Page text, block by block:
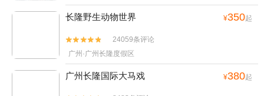
长隆野生动物世界 ¥350起


24059条评论
广州·广州长隆度假区
广州长隆国际大马戏 ¥380起